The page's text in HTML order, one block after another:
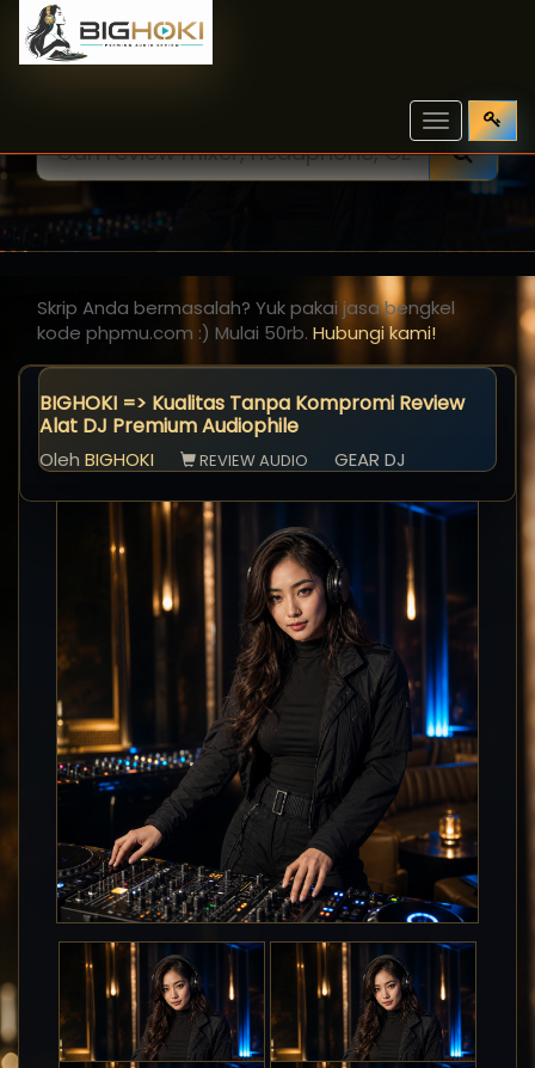
Toggle
navigation
Skrip Anda bermasalah? Yuk pakai jasa bengkel
kode phpmu.com :) Mulai 50rb. Hubungi kami!
BIGHOKI => Kualitas Tanpa Kompromi Review
Alat DJ Premium Audiophile
Oleh BIGHOKI REVIEW AUDIO GEAR DJ